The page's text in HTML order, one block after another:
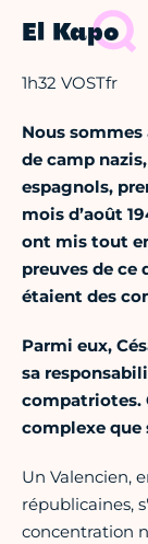
El Kapo
1h32 VOSTfr
Nous
de camp
espagnols,
mois d’août
ont mis tout
preuves de ce
étaient des
Parmi eux,
sa
compatriotes.
complexe que
Un Valencien,
républicaines,
concentration